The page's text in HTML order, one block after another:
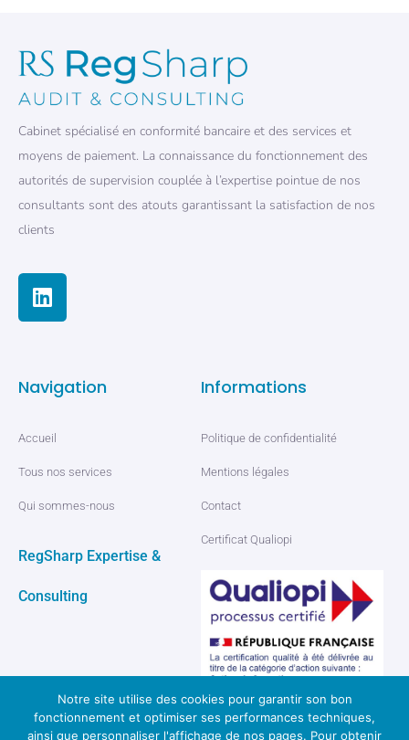
Cabinet spécialisé en conformité bancaire et des services et
moyens de paiement. La connaissance du fonctionnement des
autorités de supervision couplée à l’expertise pointue de nos
consultants sont des atouts garantissant la satisfaction de nos
clients
Navigation
Accueil
Tous nos services
Qui sommes-nous
RegSharp Expertise &
Consulting
Informations
Politique de confidentialité
Mentions légales
Contact
Certificat Qualiopi
Notre site utilise des cookies pour garantir son bon
fonctionnement et optimiser ses performances techniques,
ainsi que personnaliser l'affichage de nos pages. Pour obtenir